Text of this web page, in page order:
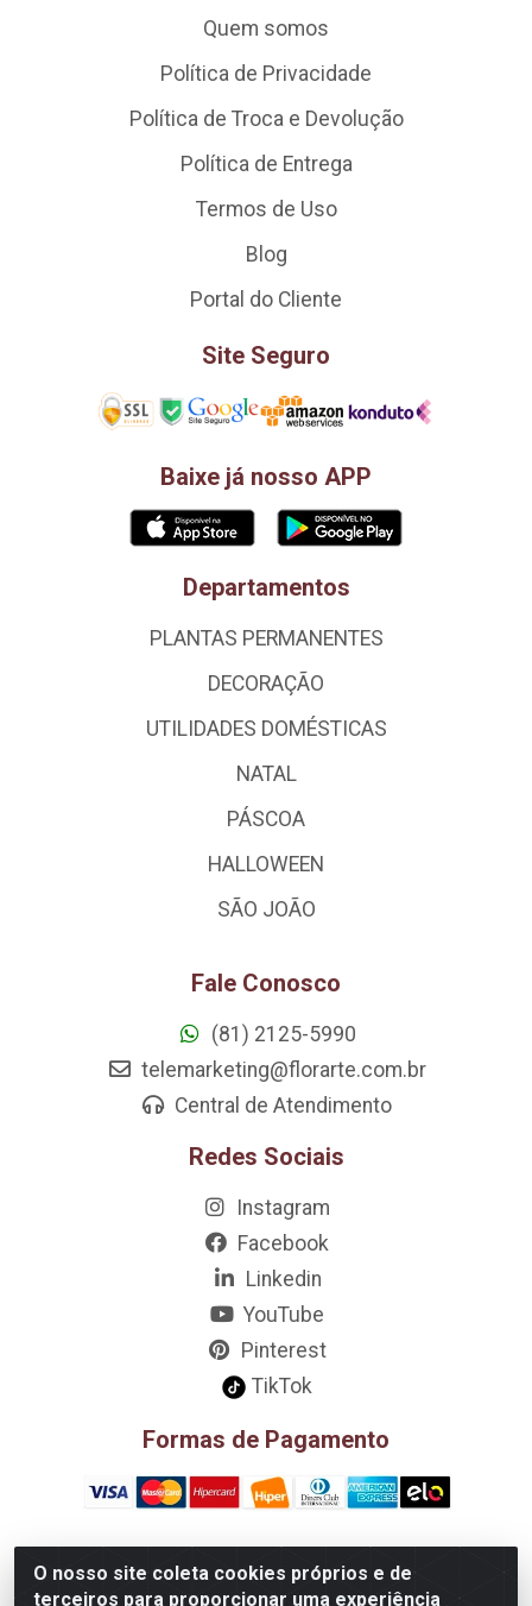
O nosso site coleta cookies próprios e de
terceiros para proporcionar uma experiência
Quem somos
Política de Privacidade
Política de Troca e Devolução
Política de Entrega
Termos de Uso
Blog
Portal do Cliente
Site Seguro
Baixe já nosso APP
Departamentos
PLANTAS PERMANENTES
DECORAÇÃO
UTILIDADES DOMÉSTICAS
NATAL
PÁSCOA
HALLOWEEN
SÃO JOÃO
Fale Conosco
(81) 2125-5990
telemarketing@florarte.com.br
Central de Atendimento
Redes Sociais
Instagram
Facebook
Linkedin
YouTube
Pinterest
TikTok
Formas de Pagamento
D&A Decoração e Ambientação LTDA - Rua Riachão, 807 –